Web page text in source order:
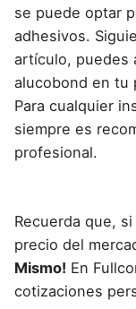
se puede optar
adhesivos.
artículo, puedes
alucobond en tu
Para cualquier
siempre es
profesional.
Recuerda que,
precio del
Mismo! En
cotizaciones